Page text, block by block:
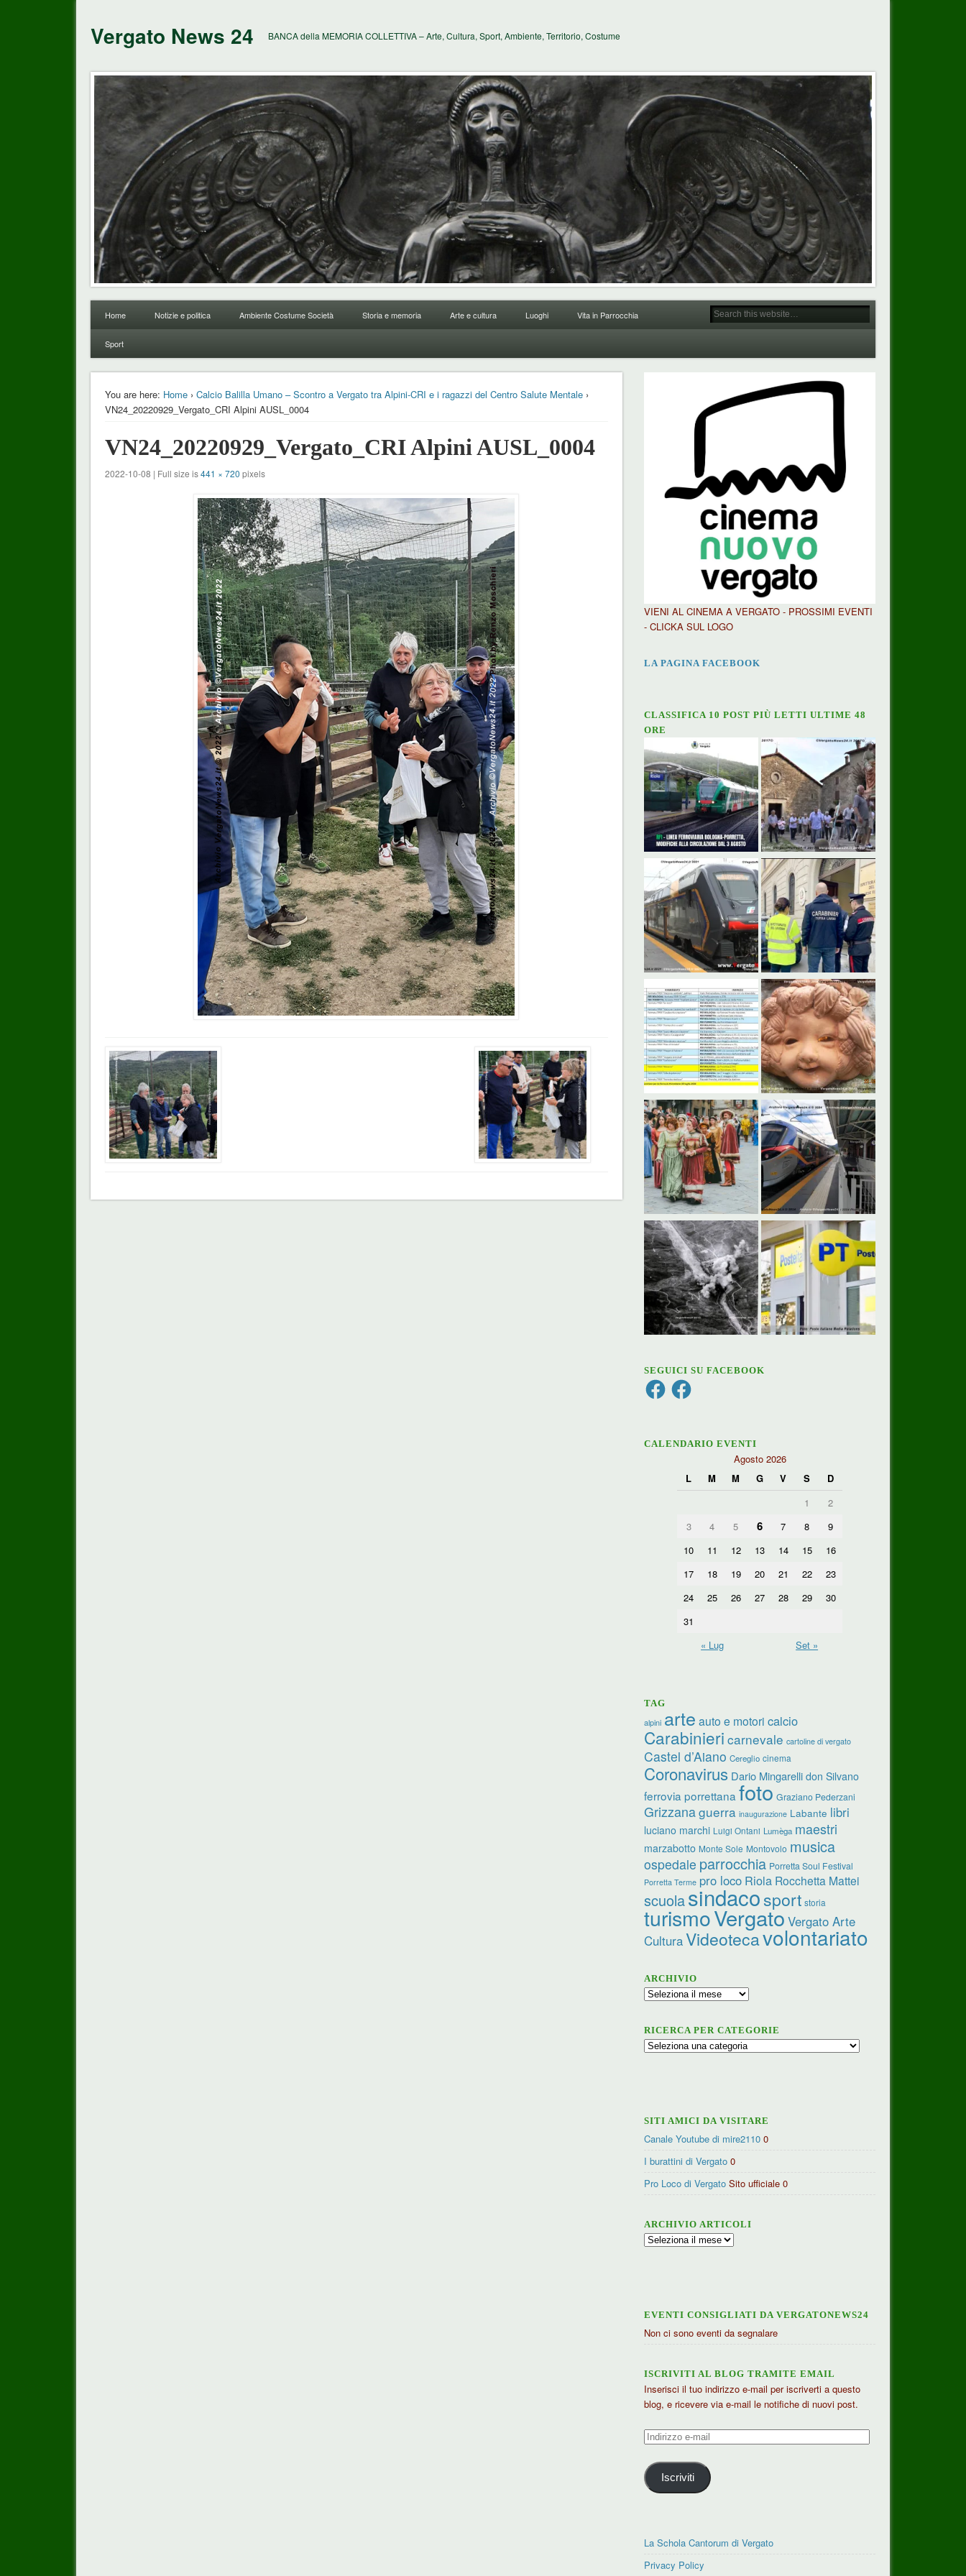
Vergato News 24 BANCA della MEMORIA COLLETTIVA – Arte, Cultura, Sport, Ambiente, Territorio, Costume
Home Notizie e politica Ambiente Costume Società Storia e memoria Arte e cultura Luoghi Vita in Parrocchia
Sport
You are here: Home› Calcio Balilla Umano – Scontro a Vergato tra Alpini-CRI e i ragazzi del Centro Salute Mentale›
VN24_20220929_Vergato_CRI Alpini AUSL_0004
VN24_20220929_Vergato_CRI Alpini AUSL_0004
2022-10-08 | Full size is441 × 720 pixels
VIENI AL CINEMA A VERGATO - PROSSIMI EVENTI
- CLICKA SUL LOGO
LA PAGINA FACEBOOK
CLASSIFICA 10 POST PIÙ LETTI ULTIME 48
ORE
SEGUICI SU FACEBOOK
FacebookFacebook
CALENDARIO EVENTI
Agosto 2026
L
M M G V S
D
1
2
3
4 5 6 7 8
9
10
11 12 13 14 15
16
17
18 19 20 21 22
23
24
25 26 27 28 29
30
31
« Lug
Set »
TAG
alpini arte auto e motori calcio
Carabinieri carnevale cartoline di vergato
Castel d’Aiano Cereglio cinema
Coronavirus Dario Mingarelli don Silvano
ferrovia porrettana foto Graziano Pederzani
Grizzanaguerra inaugurazione Labante libri
luciano marchi Luigi Ontani Lumèga maestri
marzabotto Monte Sole Montovolo musica
ospedale parrocchia Porretta Soul Festival
Porretta Terme pro loco Riola Rocchetta Mattei
scuolasindacosport storia
turismoVergato Vergato Arte
CulturaVideotecavolontariato
ARCHIVIO
Archivio
RICERCA PER CATEGORIE
Ricerca
SITI AMICI DA VISITARE
Canale Youtube di mire2110 0
I burattini di Vergato 0
Pro Loco di Vergato Sito ufficiale 0
ARCHIVIO ARTICOLI
Archivio
EVENTI CONSIGLIATI DA VERGATONEWS24
Non ci sono eventi da segnalare
ISCRIVITI AL BLOG TRAMITE EMAIL
Inserisci il tuo indirizzo e-mail per iscriverti a questo
blog, e ricevere via e-mail le notifiche di nuovi post.
Indirizzo
mail
Iscriviti
La Schola Cantorum di Vergato
Privacy Policy